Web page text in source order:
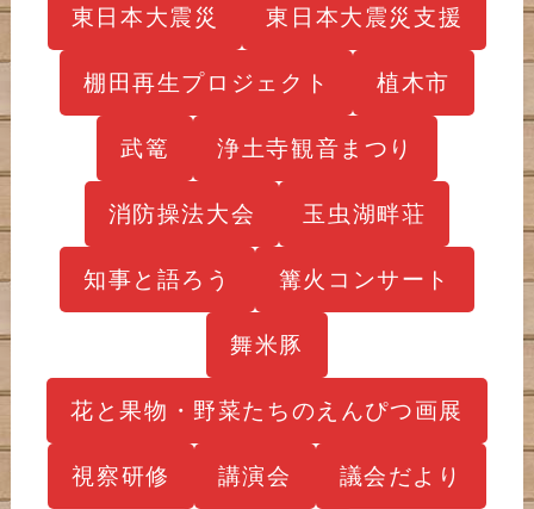
東日本大震災 東日本大震災支援
棚田再生プロジェクト 植木市
武篭 浄土寺観音まつり
消防操法大会 玉虫湖畔荘
知事と語ろう 篝火コンサート
舞米豚
花と果物・野菜たちのえんぴつ画展
視察研修 講演会 議会だより